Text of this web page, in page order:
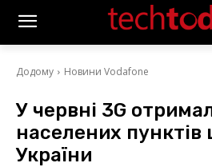
Додому Новини Vodafone
У червні 3G
населених пунктів
України